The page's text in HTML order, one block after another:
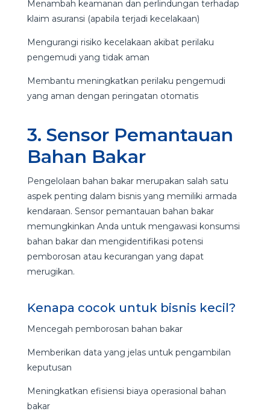
Menambah keamanan dan perlindungan terhadap
klaim asuransi (apabila terjadi kecelakaan)
Mengurangi risiko kecelakaan akibat perilaku
pengemudi yang tidak aman
Membantu meningkatkan perilaku pengemudi
yang aman dengan peringatan otomatis
3. Sensor Pemantauan
Bahan Bakar
Pengelolaan bahan bakar merupakan salah satu
aspek penting dalam bisnis yang memiliki armada
kendaraan. Sensor pemantauan bahan bakar
memungkinkan Anda untuk mengawasi konsumsi
bahan bakar dan mengidentifikasi potensi
pemborosan atau kecurangan yang dapat
merugikan.
Kenapa cocok untuk bisnis kecil?
Mencegah pemborosan bahan bakar
Memberikan data yang jelas untuk pengambilan
keputusan
Meningkatkan efisiensi biaya operasional bahan
bakar